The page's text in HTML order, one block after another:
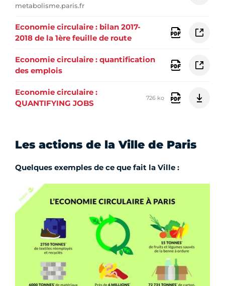
metabolisme.paris.fr
Economie circulaire : bilan 2017-
2018 de la 1ère feuille de route
Economie circulaire : quantification
des emplois
Economie circulaire :
QUANTIFYING JOBS
726 ko
Les actions de la Ville de Paris
Quelques exemples de ce que fait la Ville :